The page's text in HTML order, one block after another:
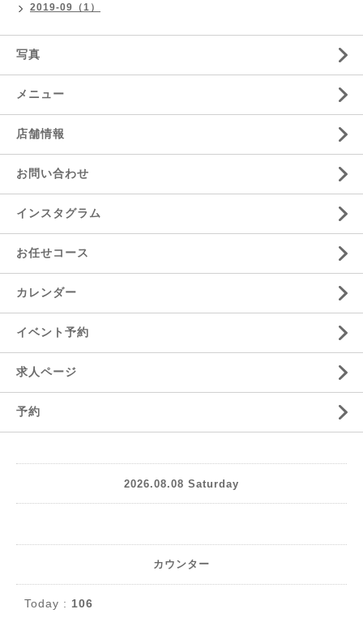
2019-09（1）
写真
メニュー
店舗情報
お問い合わせ
インスタグラム
お任せコース
カレンダー
イベント予約
求人ページ
予約
2026.08.08 Saturday
カウンター
Today : 106